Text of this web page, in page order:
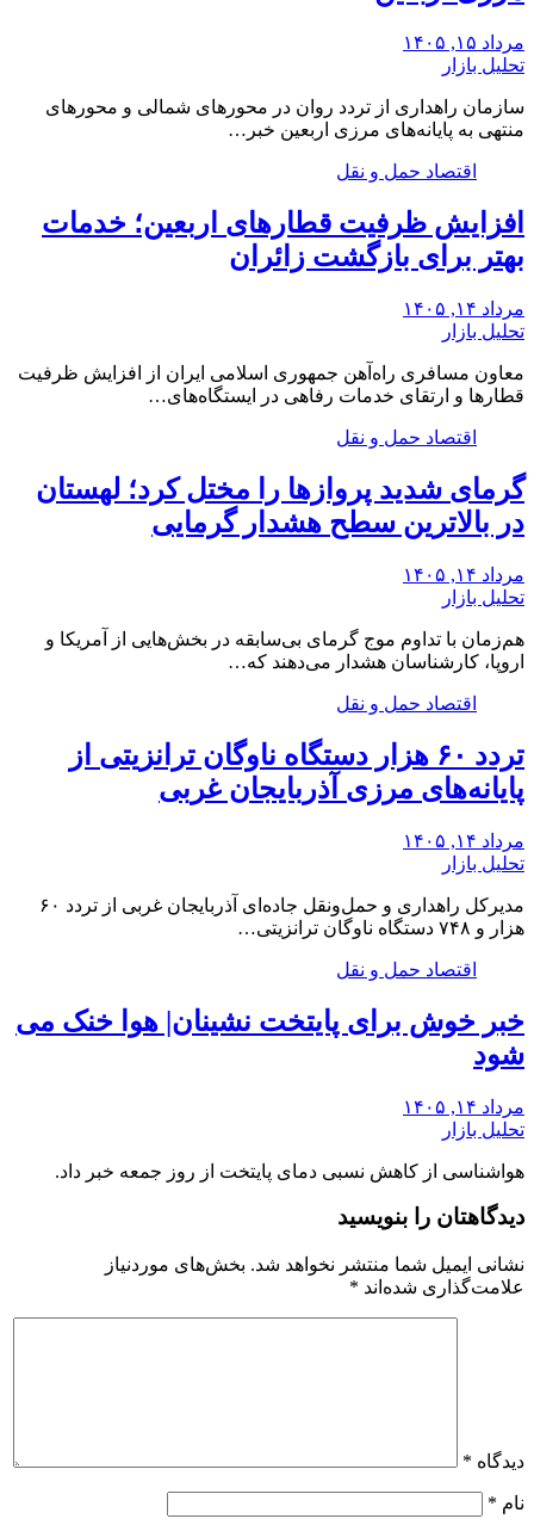
مرداد ۱۵, ۱۴۰۵
تحلیل بازار
سازمان راهداری از تردد روان در محورهای شمالی و محورهای
منتهی به پایانه‌های مرزی اربعین خبر…
اقتصاد حمل و نقل
افزایش ظرفیت قطارهای اربعین؛ خدمات
بهتر برای بازگشت زائران
مرداد ۱۴, ۱۴۰۵
تحلیل بازار
معاون مسافری راه‌آهن جمهوری اسلامی ایران از افزایش ظرفیت
قطارها و ارتقای خدمات رفاهی در ایستگاه‌های…
اقتصاد حمل و نقل
گرمای شدید پروازها را مختل کرد؛ لهستان
در بالاترین سطح هشدار گرمایی
مرداد ۱۴, ۱۴۰۵
تحلیل بازار
هم‌زمان با تداوم موج گرمای بی‌سابقه در بخش‌هایی از آمریکا و
اروپا، کارشناسان هشدار می‌دهند که…
اقتصاد حمل و نقل
تردد ۶۰ هزار دستگاه ناوگان ترانزیتی از
پایانه‌های مرزی آذربایجان ‌غربی
مرداد ۱۴, ۱۴۰۵
تحلیل بازار
مدیرکل راهداری و حمل‌ونقل جاده‌ای آذربایجان‌ غربی از تردد ۶۰
هزار و ۷۴۸ دستگاه ناوگان ترانزیتی…
اقتصاد حمل و نقل
خبر خوش برای پایتخت نشینان| هوا خنک می
شود
مرداد ۱۴, ۱۴۰۵
تحلیل بازار
هواشناسی از کاهش نسبی دمای پایتخت از روز جمعه خبر داد.
دیدگاهتان را بنویسید
نشانی ایمیل شما منتشر نخواهد شد. بخش‌های موردنیاز
علامت‌گذاری شده‌اند *
دیدگاه *
نام *